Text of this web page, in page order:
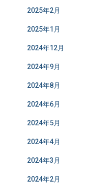
2025年2月
2025年1月
2024年12月
2024年9月
2024年8月
2024年6月
2024年5月
2024年4月
2024年3月
2024年2月